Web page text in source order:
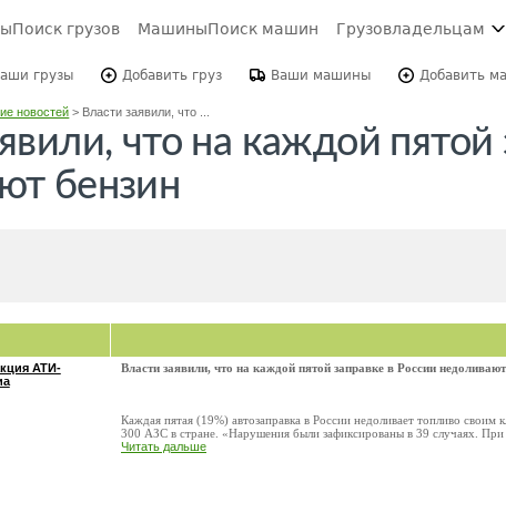
Поиск грузов МашиныПоиск машин Грузовладельцам
грузы Добавить груз Ваши машины Добавить
новостей > Власти заявили, что ...
что на каждой пятой
бензин
АТИ-
Власти заявили, что на каждой пятой заправке в России
Каждая пятая (19%) автозаправка в России недоливает топливо
300 АЗС в стране. «Нарушения были зафиксированы в 39 случаях.
Читать дальше